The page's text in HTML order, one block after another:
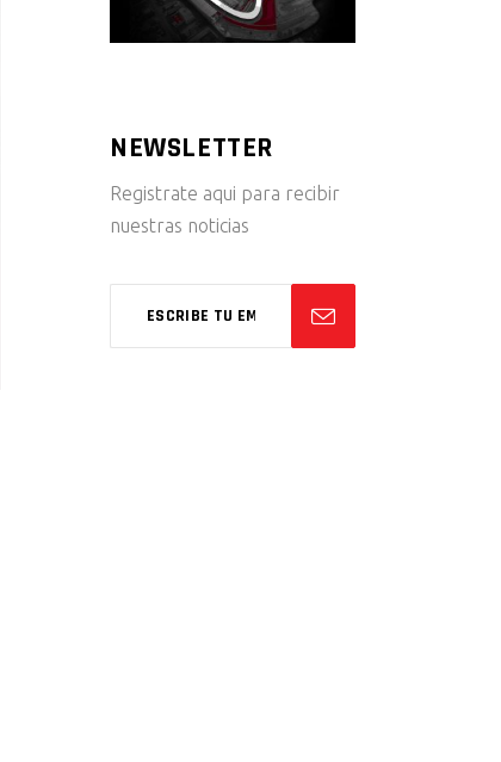
NEWSLETTER
Registrate aqui para recibir
nuestras noticias